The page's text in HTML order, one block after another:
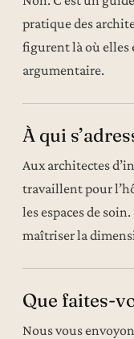
pratique des
figurent là où elles
argumentaire.
À qui
Aux architectes
travaillent pour
les espaces de
maîtriser la
Que faites-
Nous vous